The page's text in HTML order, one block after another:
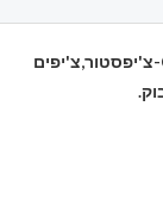
Copyright © 2026 . Powered by ChipStoreIL-צ'יפסטור,צ'יפים